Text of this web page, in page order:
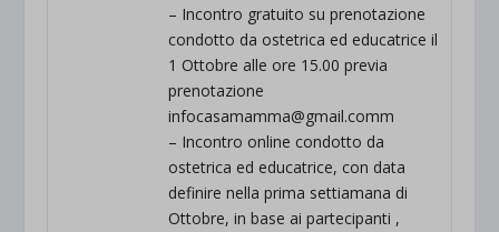
– Incontro gratuito su prenotazione
condotto da ostetrica ed educatrice il
1 Ottobre alle ore 15.00 previa
prenotazione
infocasamamma@gmail.comm
– Incontro online condotto da
ostetrica ed educatrice, con data
definire nella prima settiamana di
Ottobre, in base ai partecipanti ,